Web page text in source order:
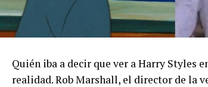
Quién iba a decir que ver a Harry Styles
realidad. Rob Marshall, el director de la